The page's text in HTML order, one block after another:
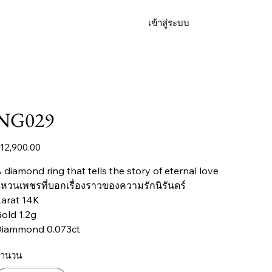
เข้าสู่ระบบ
คา
diamond ring that tells the story of eternal love
วนเพชรที่บอกเรื่องราวของความรักนิรันดร์
14K
1.2g
0.073ct
นวน